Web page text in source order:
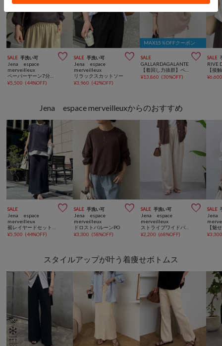
SALE 手洗い可 
Jena espace
merveilleux
¥5,500 (44%OFF)
SALE 手洗い可 
Jena espace
merveilleux
リラックスカットソー
¥3,960 (42%OFF)
MAX15％OFFクーポン
SALE 
GALLARDAGALANTE
【着回し力抜群】ペーパーヤーンメッシュニット
¥13,860 (30%OFF)
SALE
RIVE
¥
Jena espace merveilleuxからのおすすめ
SALE 
Jena espace
merveilleux
¥5,500 (44%OFF)
SALE 手洗い可 
Jena espace
merveilleux
ドロストバルーンPO
¥3,300 (58%OFF)
SALE 手洗い可 
Jena espace
merveilleux
ストライプワイドパンツ
¥2,200 (68%OFF)
SALE
Jena
¥
スタイルアップが叶う着痩せボトムス